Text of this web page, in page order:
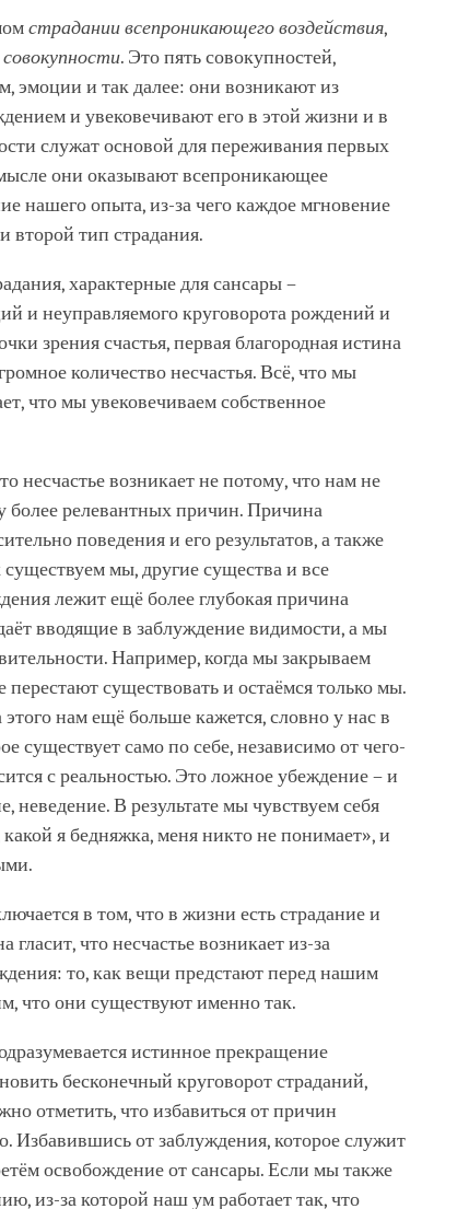
страдании всепроникающего воздействия,
совокупности. Это пять совокупностей,
эмоции и так далее: они возникают из
и увековечивают его в этой жизни и в
служат основой для переживания первых
они оказывают всепроникающее
нашего опыта, из-за чего каждое мгновение
второй тип страдания.
характерные для сансары –
и неуправляемого круговорота рождений и
зрения счастья, первая благородная истина
количество несчастья. Всё, что мы
что мы увековечиваем собственное
несчастье возникает не потому, что нам не
более релевантных причин. Причина
поведения и его результатов, а также
существуем мы, другие существа и все
лежит ещё более глубокая причина
вводящие в заблуждение видимости, а мы
Например, когда мы закрываем
перестают существовать и остаёмся только мы.
нам ещё больше кажется, словно у нас в
существует само по себе, независимо от чего-
с реальностью. Это ложное убеждение – и
неведение. В результате мы чувствуем себя
я бедняжка, меня никто не понимает», и
в том, что в жизни есть страдание и
гласит, что несчастье возникает из-за
то, как вещи предстают перед нашим
что они существуют именно так.
истинное прекращение
бесконечный круговорот страданий,
отметить, что избавиться от причин
Избавившись от заблуждения, которое служит
освобождение от сансары. Если мы также
из-за которой наш ум работает так, что